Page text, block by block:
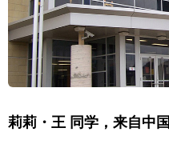
莉莉・王 同学，来自中国